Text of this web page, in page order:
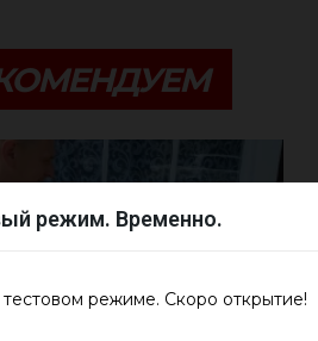
режим. Временно.
тестовом режиме. Скоро открытие!